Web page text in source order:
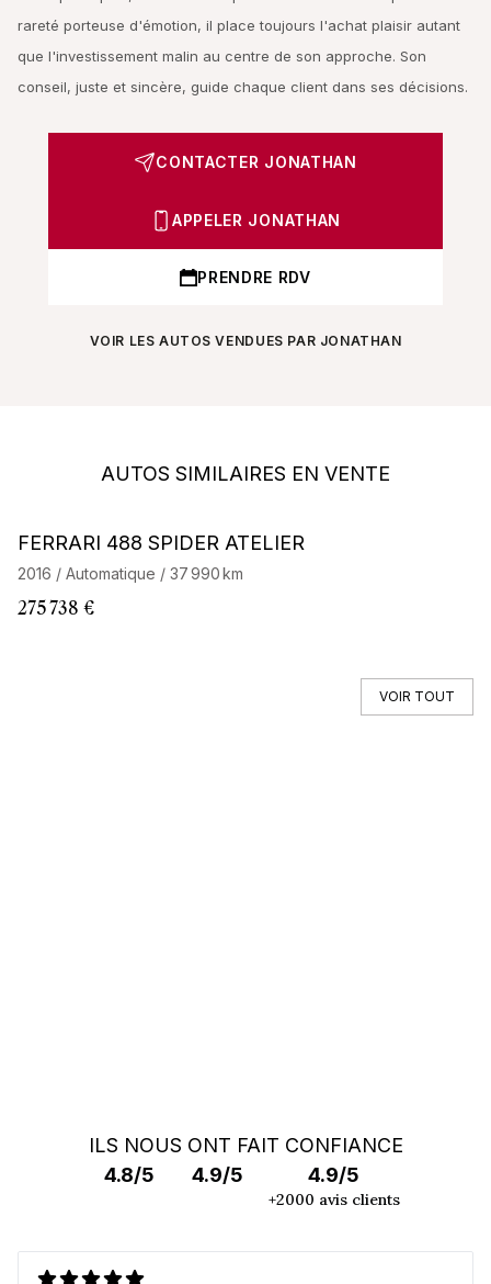
rareté porteuse d'émotion, il place toujours l'achat plaisir autant
que l'investissement malin au centre de son approche. Son
conseil, juste et sincère, guide chaque client dans ses décisions.
CONTACTER JONATHAN
APPELER JONATHAN
PRENDRE RDV
VOIR LES AUTOS VENDUES PAR JONATHAN
AUTOS SIMILAIRES EN VENTE
Barnes Exclusive
FERRARI 488 SPIDER ATELIER
2016 / Automatique / 37 990 km
275 738 €
VOIR TOUT
ILS NOUS ONT FAIT CONFIANCE
4.8/5
4.9/5 4.9/5
+2000 avis clients